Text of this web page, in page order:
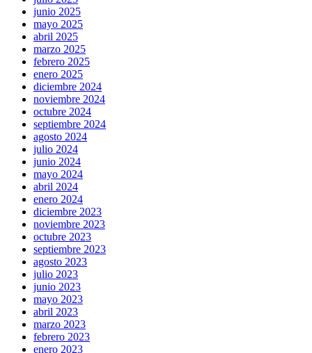
junio 2025
mayo 2025
abril 2025
marzo 2025
febrero 2025
enero 2025
diciembre 2024
noviembre 2024
octubre 2024
septiembre 2024
agosto 2024
julio 2024
junio 2024
mayo 2024
abril 2024
enero 2024
diciembre 2023
noviembre 2023
octubre 2023
septiembre 2023
agosto 2023
julio 2023
junio 2023
mayo 2023
abril 2023
marzo 2023
febrero 2023
enero 2023